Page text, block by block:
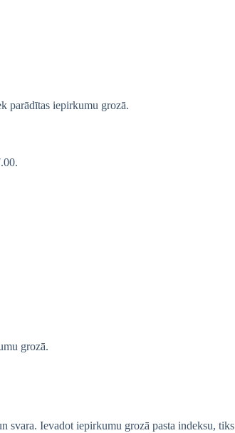
parādītas iepirkumu grozā.
grozā.
svara. Ievadot iepirkumu grozā pasta indeksu, tiks